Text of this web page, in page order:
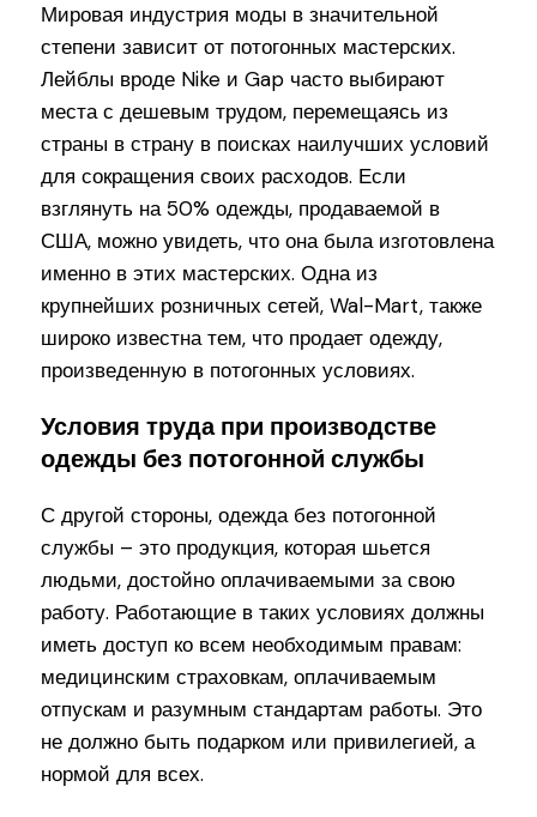
Мировая индустрия моды в значительной
степени зависит от потогонных мастерских.
Лейблы вроде Nike и Gap часто выбирают
места с дешевым трудом, перемещаясь из
страны в страну в поисках наилучших условий
для сокращения своих расходов. Если
взглянуть на 50% одежды, продаваемой в
США, можно увидеть, что она была изготовлена
именно в этих мастерских. Одна из
крупнейших розничных сетей, Wal-Mart, также
широко известна тем, что продает одежду,
произведенную в потогонных условиях.
Условия труда при производстве
одежды без потогонной службы
С другой стороны, одежда без потогонной
службы – это продукция, которая шьется
людьми, достойно оплачиваемыми за свою
работу. Работающие в таких условиях должны
иметь доступ ко всем необходимым правам:
медицинским страховкам, оплачиваемым
отпускам и разумным стандартам работы. Это
не должно быть подарком или привилегией, а
нормой для всех.